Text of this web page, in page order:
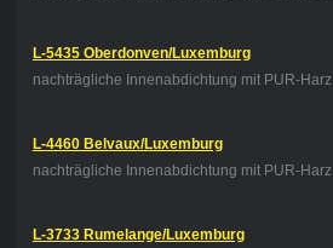
L-5435 Oberdonven/Luxemburg
nachträgliche Innenabdichtung mit PUR-Harz
L-4460 Belvaux/Luxemburg
nachträgliche Innenabdichtung mit PUR-Harz
L-3733 Rumelange/Luxemburg